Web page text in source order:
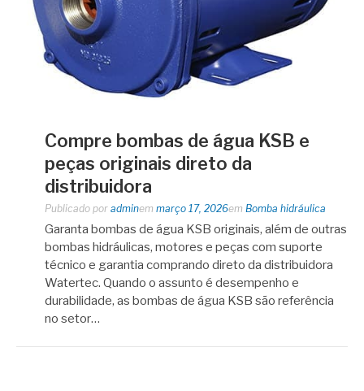
Compre bombas de água KSB e
peças originais direto da
distribuidora
Publicado por adminem março 17, 2026em Bomba hidráulica
Garanta bombas de água KSB originais, além de outras
bombas hidráulicas, motores e peças com suporte
técnico e garantia comprando direto da distribuidora
Watertec. Quando o assunto é desempenho e
durabilidade, as bombas de água KSB são referência
no setor…